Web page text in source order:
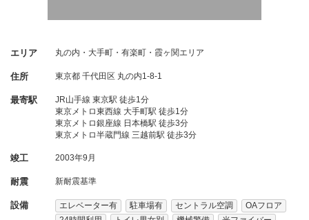
エリア 丸の内・大手町・有楽町・霞ヶ関エリア
住所 東京都 千代田区 丸の内1-8-1
最寄駅
JR山手線 東京駅 徒歩1分
東京メトロ東西線 大手町駅 徒歩1分
東京メトロ銀座線 日本橋駅 徒歩3分
東京メトロ半蔵門線 三越前駅 徒歩3分
竣工 2003年9月
耐震 新耐震基準
設備 エレベーター有 駐車場有 セントラル空調
OAフロア